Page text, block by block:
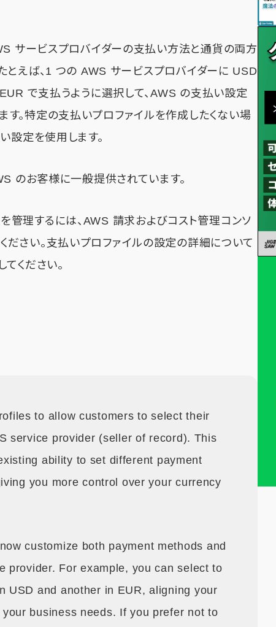
サービスプロバイダーの支払い方法と通貨の両方
とえば、1 つの AWS サービスプロバイダーに USD
で支払うように選択して、AWS の支払い設定
。特定の支払いプロファイルを作成したくない場
設定を使用します。
のお客様に一般提供されています。
管理するには、AWS 請求およびコスト管理コンソ
ださい。支払いプロファイルの設定の詳細について
てください。
to allow customers to select their
service provider (seller of record). This
ability to set different payment
you more control over your currency
customize both payment methods and
provider. For example, you can select to
USD and another in EUR, aligning your
business needs. If you prefer not to